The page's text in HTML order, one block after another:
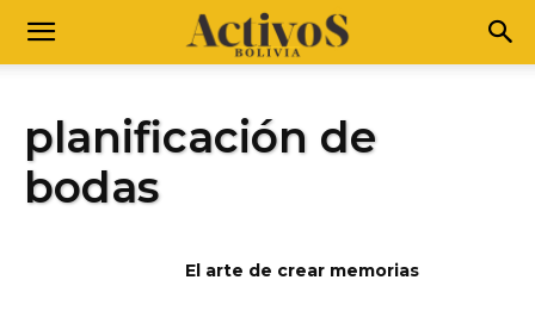
planificación de
bodas
El arte de crear memorias